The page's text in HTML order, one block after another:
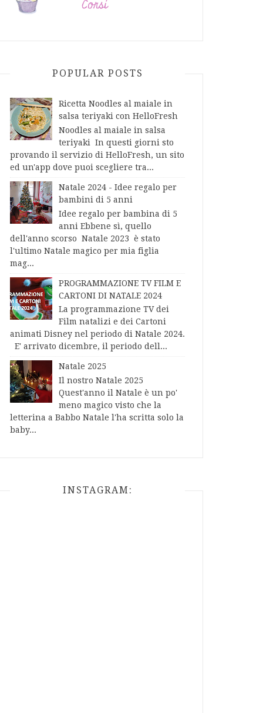
POPULAR POSTS
Ricetta Noodles al maiale in
salsa teriyaki con HelloFresh
Noodles al maiale in salsa
teriyaki In questi giorni sto
provando il servizio di HelloFresh, un sito
ed un'app dove puoi scegliere tra...
Natale 2024 - Idee regalo per
bambini di 5 anni
Idee regalo per bambina di 5
anni Ebbene sì, quello
dell'anno scorso Natale 2023 è stato
l'ultimo Natale magico per mia figlia
mag...
PROGRAMMAZIONE TV FILM E
CARTONI DI NATALE 2024
La programmazione TV dei
Film natalizi e dei Cartoni
animati Disney nel periodo di Natale 2024.
E' arrivato dicembre, il periodo dell...
Natale 2025
Il nostro Natale 2025
Quest'anno il Natale è un po'
meno magico visto che la
letterina a Babbo Natale l'ha scritta solo la
baby...
INSTAGRAM: